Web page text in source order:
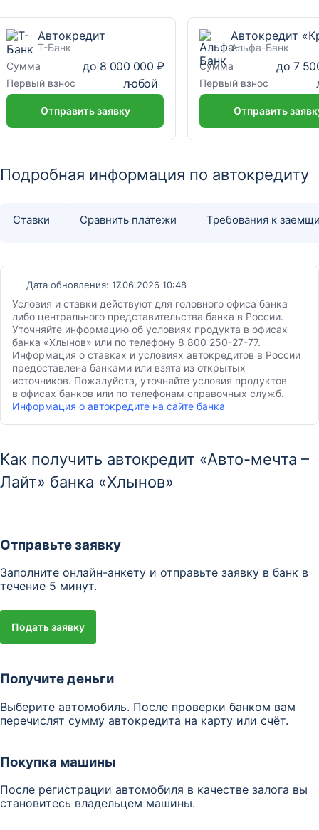
Автокредит
Т-Банк
Сумма
до 8 000 000 ₽
Первый взнос любой
Отправить заявку
Альфа-Банк
Сумма
до 7
Первый взнос
Отправить
Подробная информация по автокредиту
Ставки Сравнить платежи Требования к
Дата обновления: 17.06.2026 10:48
Условия и ставки действуют для головного офиса банка
либо центрального представительства банка в России.
Уточняйте информацию об условиях продукта в офисах
банка «Хлынов» или по телефону 8 800 250-27-77.
Информация о ставках и условиях автокредитов в России
предоставлена банками или взята из открытых
источников. Пожалуйста, уточняйте условия продуктов
в офисах банков или по телефонам справочных служб.
Информация о автокредите на сайте банка
Как получить автокредит «Авто-мечта –
Лайт» банка «Хлынов»
Отправьте заявку
Заполните онлайн-анкету и отправьте заявку в банк в
течение 5 минут.
Подать заявку
Получите деньги
Выберите автомобиль. После проверки банком вам
перечислят сумму автокредита на карту или счёт.
Покупка машины
После регистрации автомобиля в качестве залога вы
становитесь владельцем машины.